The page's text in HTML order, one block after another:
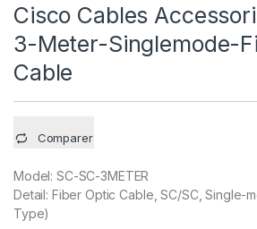
Cisco Cables
3-Meter-Singlemode-
Cable
Comparer
Model: SC-SC-3METER
Detail: Fiber Optic Cable, SC/SC, Single-
Type)